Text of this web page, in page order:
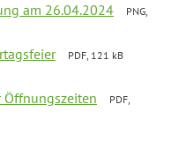
am 26.04.2024
PNG,
PDF, 121 kB
PDF,